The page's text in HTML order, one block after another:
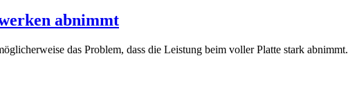
abnimmt
das Problem, dass die Leistung beim voller Platte stark abnimmt.